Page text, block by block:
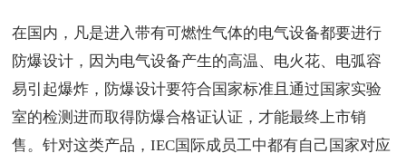
在国内，凡是进入带有可燃性气体的电气设备都要进行
防爆设计，因为电气设备产生的高温、电火花、电弧容
易引起爆炸，防爆设计要符合国家标准且通过国家实验
室的检测进而取得防爆合格证认证 ，才能最终上市销
售。针对这类产品，IEC国际成员工中都有自己国家对应